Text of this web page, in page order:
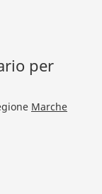
per
Marche